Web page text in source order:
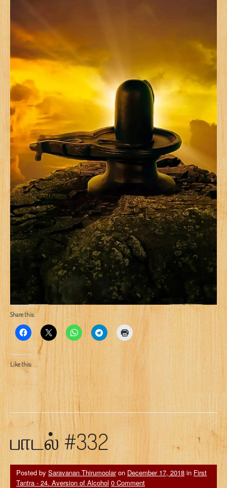
Share this:
Like this:
பாடல் #332
Posted by Saravanan Thirumoolaron December 17, 2018 in First
Tantra - 24. Aversion of Alcohol 0 Comment